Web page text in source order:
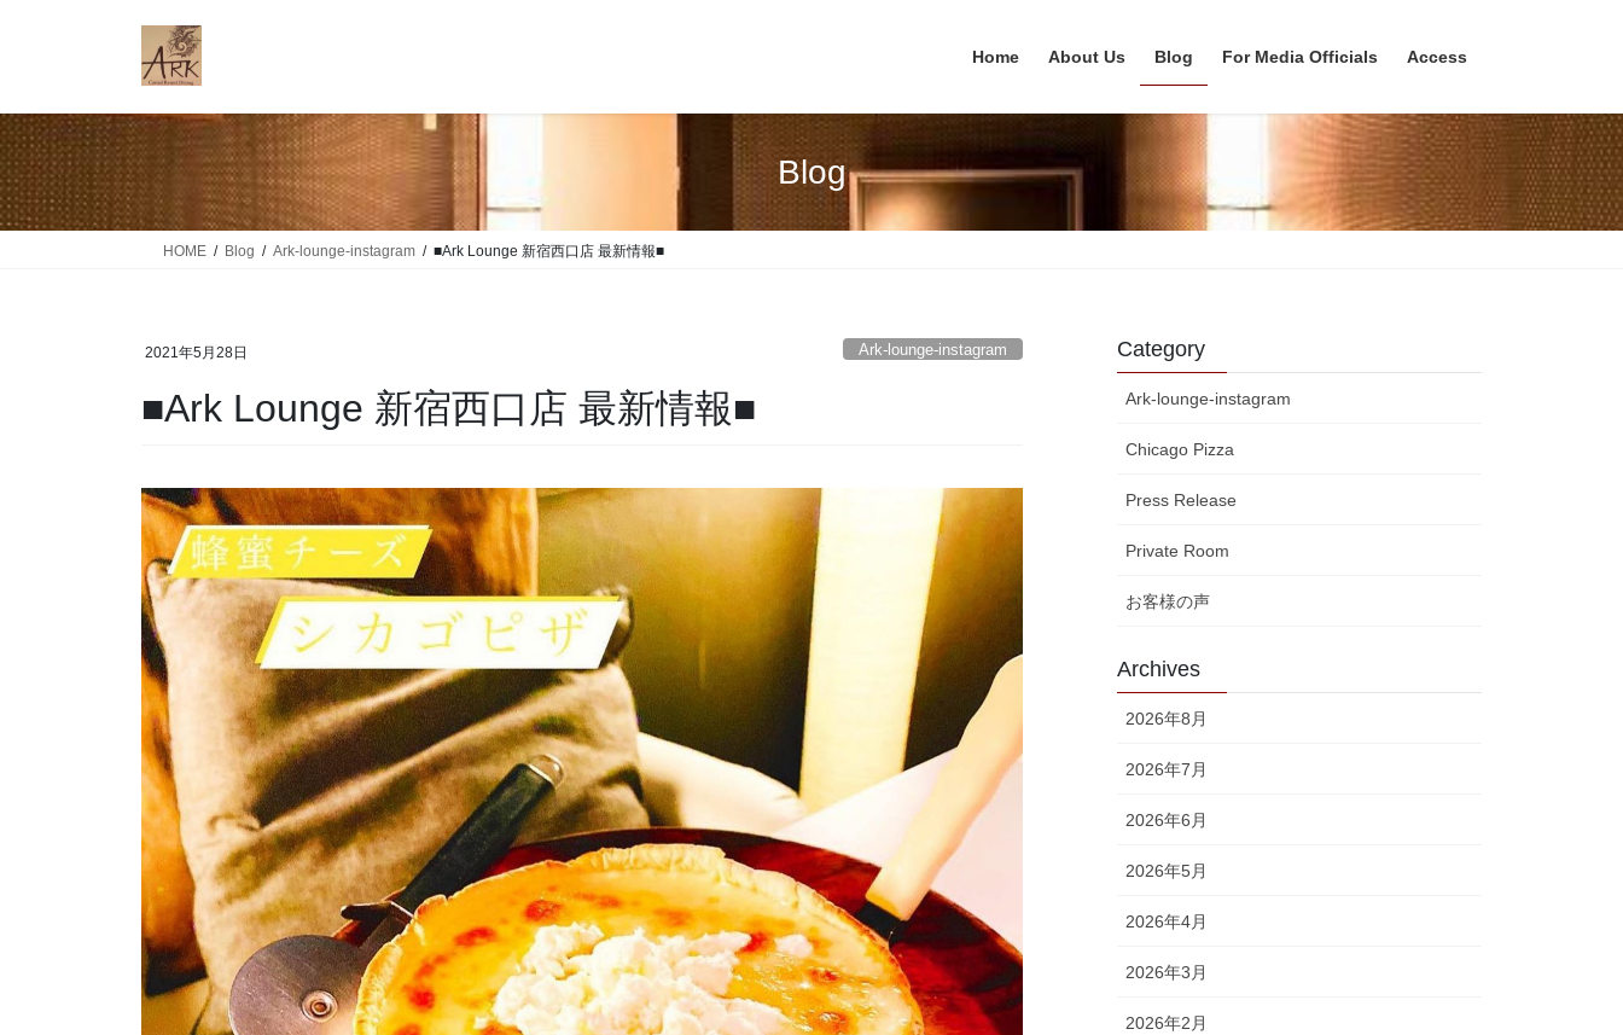
ツ
に
移
動
シ
ョ
ン
に
Home About Us Blog For Media Officials Access
Blog
HOME Blog Ark-lounge-instagram ■Ark Lounge 新宿西口店 最新情報■
2021年5月28日 Ark-lounge-instagram
■Ark Lounge 新宿西口店 最新情報■
Category
Ark-lounge-instagram
Chicago Pizza
Press Release
Private Room
お客様の声
Archives
2026年8月
2026年7月
2026年6月
2026年5月
2026年4月
2026年3月
2026年2月